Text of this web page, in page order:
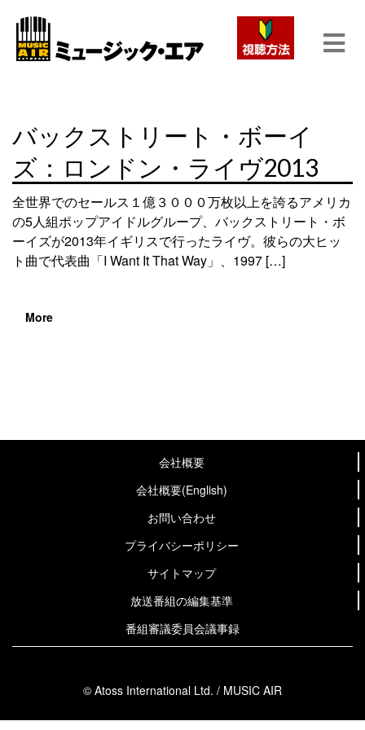
バックストリート・ボーイ
ズ：ロンドン・ライヴ2013
全世界でのセールス１億３０００万枚以上を誇るアメリカ
の5人組ポップアイドルグループ、バックストリート・ボ
ーイズが2013年イギリスで行ったライヴ。彼らの大ヒッ
ト曲で代表曲「I Want It That Way」、1997 […]
More
会社概要
会社概要(English)
お問い合わせ
プライバシーポリシー
サイトマップ
放送番組の編集基準
番組審議委員会議事録
© Atoss International Ltd. / MUSIC AIR